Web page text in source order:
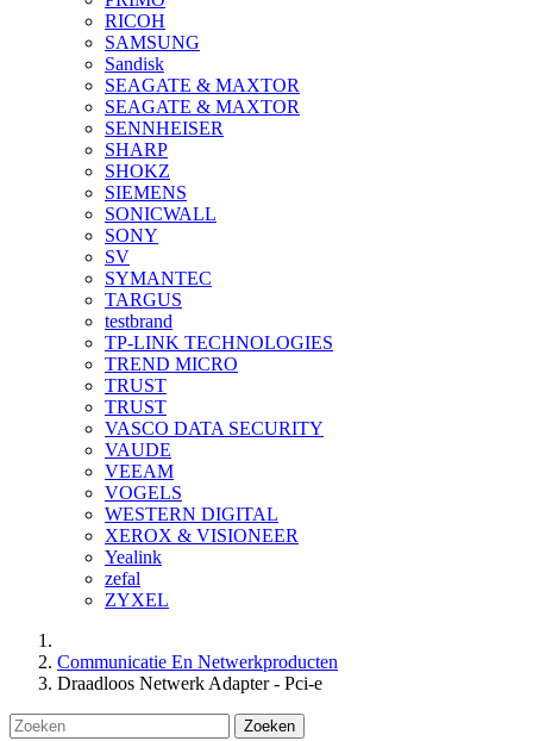
RICOH
SAMSUNG
Sandisk
SEAGATE & MAXTOR
SEAGATE & MAXTOR
SENNHEISER
SHARP
SHOKZ
SIEMENS
SONICWALL
SONY
SV
SYMANTEC
TARGUS
testbrand
TP-LINK TECHNOLOGIES
TREND MICRO
TRUST
TRUST
VASCO DATA SECURITY
VAUDE
VEEAM
VOGELS
WESTERN DIGITAL
XEROX & VISIONEER
Yealink
zefal
ZYXEL
Communicatie En Netwerkproducten
Draadloos Netwerk Adapter - Pci-e
Zoeken